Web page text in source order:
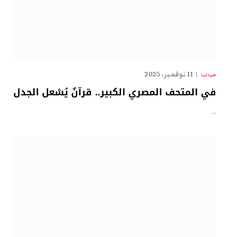
حياتنا 11 نوفمبر، 2025
في المتحف المصري الكبير.. قرآنٌ يُشعل الجدل
…